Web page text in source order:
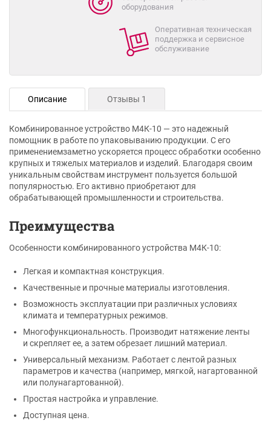
оборудования
Оперативная техническая
поддержка и сервисное
обслуживание
Описание Отзывы 1
Комбинированное устройство М4К-10 — это надежный
помощник в работе по упаковыванию продукции. С его
применениемзаметно ускоряется процесс обработки особенно
крупных и тяжелых материалов и изделий. Благодаря своим
уникальным свойствам инструмент пользуется большой
популярностью. Его активно приобретают для
обрабатывающей промышленности и строительства.
Преимущества
Особенности комбинированного устройства М4К-10:
Легкая и компактная конструкция.
Качественные и прочные материалы изготовления.
Возможность эксплуатации при различных условиях
климата и температурных режимов.
Многофункциональность. Производит натяжение ленты
и скрепляет ее, а затем обрезает лишний материал.
Универсальный механизм. Работает с лентой разных
параметров и качества (например, мягкой, нагартованной
или полунагартованной).
Простая настройка и управление.
Доступная цена.